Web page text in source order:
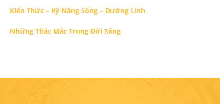
Kiến Thức – Kỹ Năng Sống – Dưỡng Linh
Những Thắc Mắc Trong Đời Sống